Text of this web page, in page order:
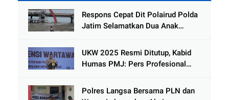
Respons Cepat Dit Polairud Polda
Jatim Selamatkan Dua Anak
Kenjeran
UKW 2025 Resmi Ditutup, Kabid
Humas PMJ: Pers Profesional
Hoaks
Polres Langsa Bersama PLN dan